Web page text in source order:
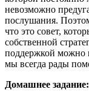
невозможно
послушания.
что это совет,
собственной
поддержкой можно
мы всегда рады
Домашнее задание: